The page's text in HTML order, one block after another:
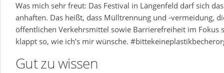
Was mich sehr freut: Das Festival in Längenfeld darf sich
anhaften. Das heißt, dass Mülltrennung und -vermeidung,
öffentlichen Verkehrsmittel sowie Barrierefreiheit im Fokus
klappt so, wie ich’s mir wünsche.
Gut zu wissen